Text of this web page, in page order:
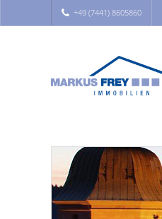
+49 (7441) 8605860